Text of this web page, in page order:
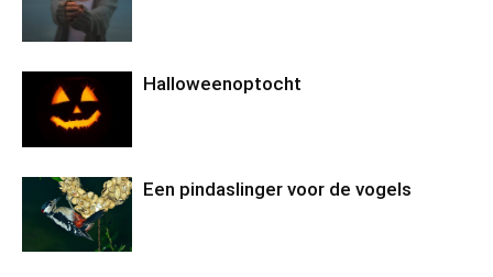
Halloweenoptocht
Een pindaslinger voor de vogels